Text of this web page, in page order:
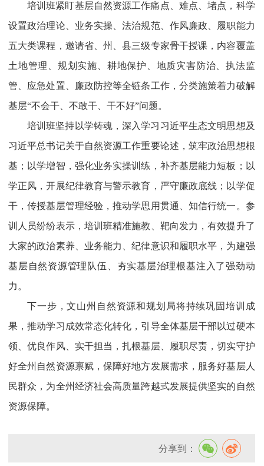
培训班紧盯基层自然资源工作痛点、难点、堵点，科学
设置政治理论、业务实操、法治规范、作风廉政、履职能力
五大类课程，邀请省、州、县三级专家骨干授课，内容覆盖
土地管理、规划实施、耕地保护、地质灾害防治、执法监
管、应急处置、廉政防控等全链条工作，分类施策着力破解
基层“不会干、不敢干、干不好”问题。
培训班坚持以学铸魂，深入学习习近平生态文明思想及
习近平总书记关于自然资源工作重要论述，筑牢政治思想根
基；以学增智，强化业务实操训练，补齐基层能力短板；以
学正风，开展纪律教育与警示教育，严守廉政底线；以学促
干，传授基层管理经验，推动学思用贯通、知信行统一。参
训人员纷纷表示，培训班精准施教、靶向发力，有效提升了
大家的政治素养、业务能力、纪律意识和履职水平，为建强
基层自然资源管理队伍、夯实基层治理根基注入了强劲动
力。
下一步，文山州自然资源和规划局将持续巩固培训成
果，推动学习成效常态化转化，引导全体基层干部以过硬本
领、优良作风、实干担当，扎根基层、履职尽责，切实守护
好全州自然资源禀赋，保障好地方发展需求，服务好基层人
民群众，为全州经济社会高质量跨越式发展提供坚实的自然
资源保障。
分享到：